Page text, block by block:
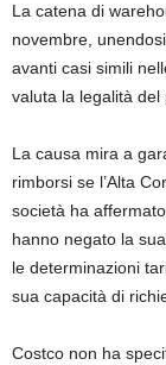
La catena di
novembre,
avanti casi simili
valuta la legalità del
La causa mira a
rimborsi se l’Alta
società ha
hanno negato la
le determinazioni
sua capacità di
Costco non ha